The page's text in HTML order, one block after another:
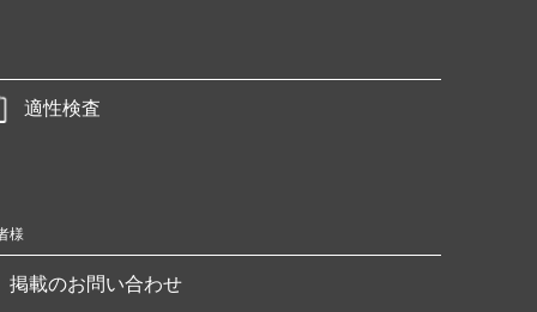
適性検査
様
掲載のお問い合わせ